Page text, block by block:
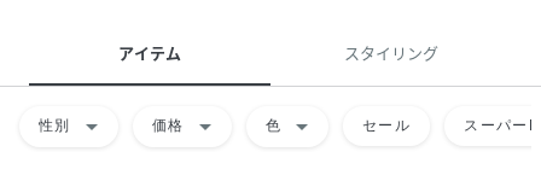
アイテム スタイリング
性別 arrow_drop_down 価格 arrow_drop_down 色 arrow_drop_down セール スーパー